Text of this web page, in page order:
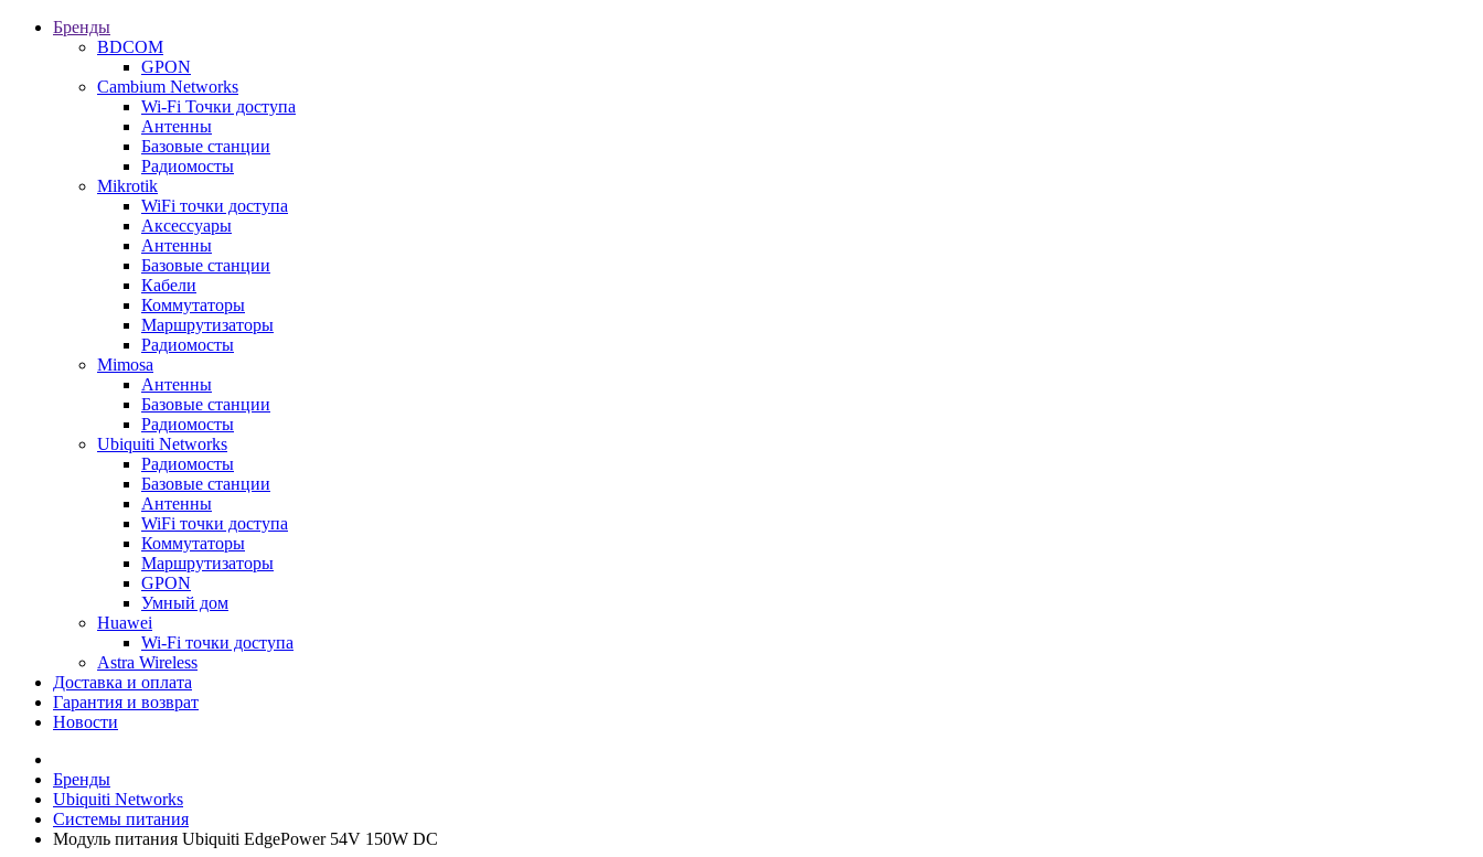
Бренды
BDCOM
GPON
Cambium Networks
Wi-Fi Точки доступа
Антенны
Базовые станции
Радиомосты
Mikrotik
WiFi точки доступа
Аксессуары
Антенны
Базовые станции
Кабели
Коммутаторы
Маршрутизаторы
Радиомосты
Mimosa
Антенны
Базовые станции
Радиомосты
Ubiquiti Networks
Радиомосты
Базовые станции
Антенны
WiFi точки доступа
Коммутаторы
Маршрутизаторы
GPON
Умный дом
Huawei
Wi-Fi точки доступа
Astra Wireless
Доставка и оплата
Гарантия и возврат
Новости
Бренды
Ubiquiti Networks
Системы питания
Модуль питания Ubiquiti EdgePower 54V 150W DC